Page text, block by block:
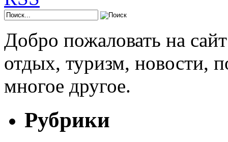
Добро пожаловать на
отдых, туризм, новости,
многое другое.
Рубрики